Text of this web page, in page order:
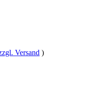
Versand )